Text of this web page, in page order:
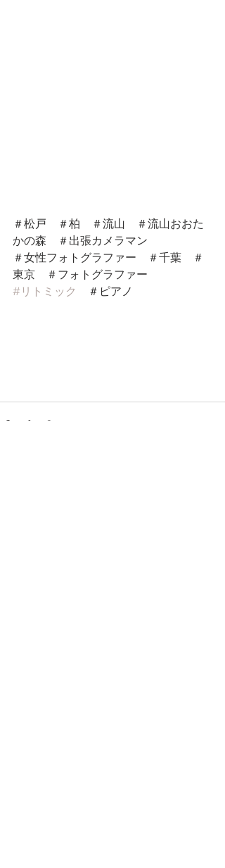
＃松戸　＃柏　＃流山　＃流山おおた
かの森　＃出張カメラマン
＃女性フォトグラファー　＃千葉　＃
東京　＃フォトグラファー
#リトミック
＃ピアノ